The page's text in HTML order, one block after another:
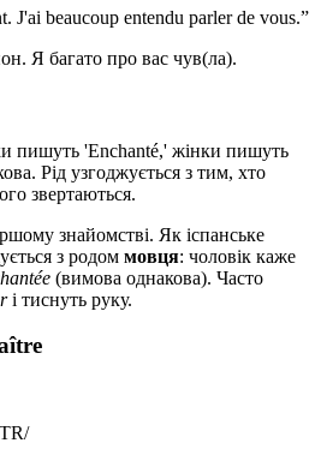
J'ai beaucoup entendu parler de vous.”
Я багато про вас чув(ла).
пишуть 'Enchanté,' жінки пишуть
Рід узгоджується з тим, хто
звертаються.
знайомстві. Як іспанське
з родом мовця: чоловік каже
(вимова однакова). Часто
і тиснуть руку.
/